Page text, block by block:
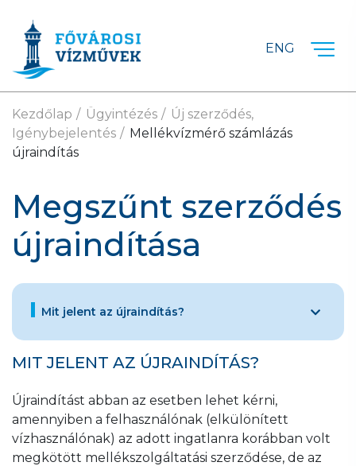
ENG
Kezdőlap Ügyintézés
Új szerződés,
Igénybejelentés
Mellékvízmérő számlázás
újraindítás
Megszűnt szerződés
újraindítása
Mit jelent az újraindítás?
MIT JELENT AZ ÚJRAINDÍTÁS?
Újraindítást abban az esetben lehet kérni,
amennyiben a felhasználónak (elkülönített
vízhasználónak) az adott ingatlanra korábban volt
megkötött mellékszolgáltatási szerződése, de az